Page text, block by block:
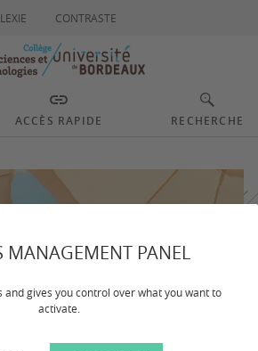
MANAGEMENT PANEL
and gives you control over what you want to
activate.
CONTRASTE
ACCÈS RAPIDE RECHERCHE